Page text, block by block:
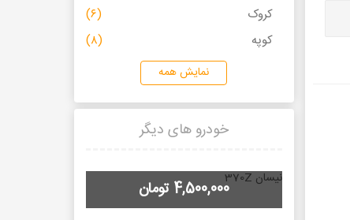
کروک
(۶)
کوپه
(۸)
نمایش همه
خودرو های دیگر
نیسان 370Z 4,500,000 تومان